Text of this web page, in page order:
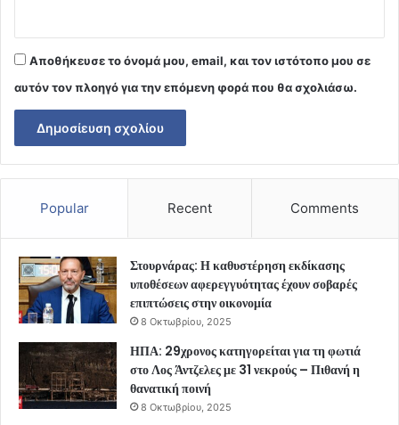
Αποθήκευσε το όνομά μου, email, και τον ιστότοπο μου σε
αυτόν τον πλοηγό για την επόμενη φορά που θα σχολιάσω.
Popular Recent Comments
Στουρνάρας: Η καθυστέρηση εκδίκασης
υποθέσεων αφερεγγυότητας έχουν σοβαρές
επιπτώσεις στην οικονομία
8 Οκτωβρίου, 2025
ΗΠΑ: 29χρονος κατηγορείται για τη φωτιά
στο Λος Άντζελες με 31 νεκρούς – Πιθανή η
θανατική ποινή
8 Οκτωβρίου, 2025